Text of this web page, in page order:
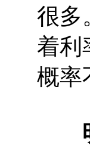
很多
着利
概率
明